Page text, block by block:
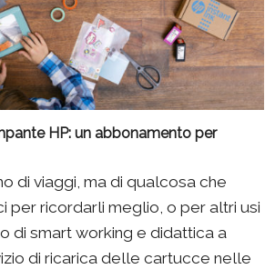
HP: un abbonamento per
di viaggi, ma di qualcosa che
per ricordarli meglio, o per altri usi
di smart working e didattica a
di ricarica delle cartucce nelle